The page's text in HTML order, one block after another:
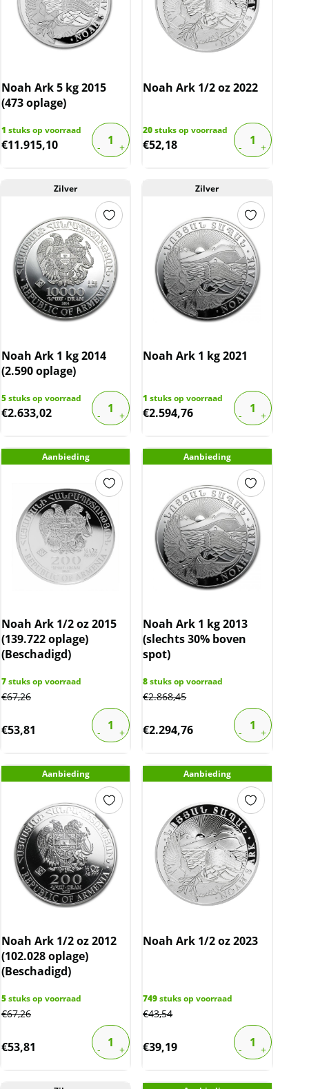
Noah Ark 5 kg 2015
(473 oplage)
1 stuks op voorraad
€11.915,10
Noah Ark 1/2 oz 2022
20stuks op voorraad
€52,18
Zilver
Noah Ark 1 kg 2014
(2.590 oplage)
5stuks op voorraad
€2.633,02
Zilver
Noah Ark 1 kg 2021
1 stuks op voorraad
€2.594,76
Aanbieding
Noah Ark 1/2 oz 2015
(139.722 oplage)
(Beschadigd)
7stuks op voorraad
€67,26
€53,81
Aanbieding
Noah Ark 1 kg 2013
(slechts 30% boven
spot)
8stuks op voorraad
€2.868,45
€2.294,76
Aanbieding
Noah Ark 1/2 oz 2012
(102.028 oplage)
(Beschadigd)
5stuks op voorraad
€67,26
€53,81
Aanbieding
Noah Ark 1/2 oz 2023
749stuks op voorraad
€43,54
€39,19